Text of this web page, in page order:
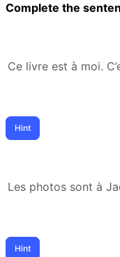
Complete the
Ce livre est à moi.
Les photos sont à